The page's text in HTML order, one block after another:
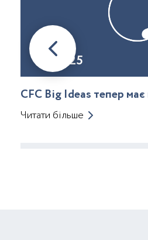
08.01.25
CFC Big Ideas тепер
Читати більше